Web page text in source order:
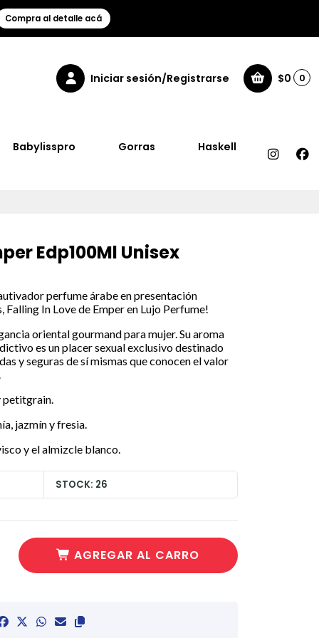
Compra al detalle acá
Iniciar sesión/Registrarse $0 0
Babylisspro Gorras Haskell
Edp100Ml Unisex
perfume árabe en presentación
In Love de Emper en Lujo Perfume!
oriental gourmand para mujer. Su aroma
es un placer sexual exclusivo destinado
y seguras de sí mismas que conocen el valor
petitgrain.
jazmín y fresia.
y el almizcle blanco.
STOCK: 26
AGREGAR AL CARRO